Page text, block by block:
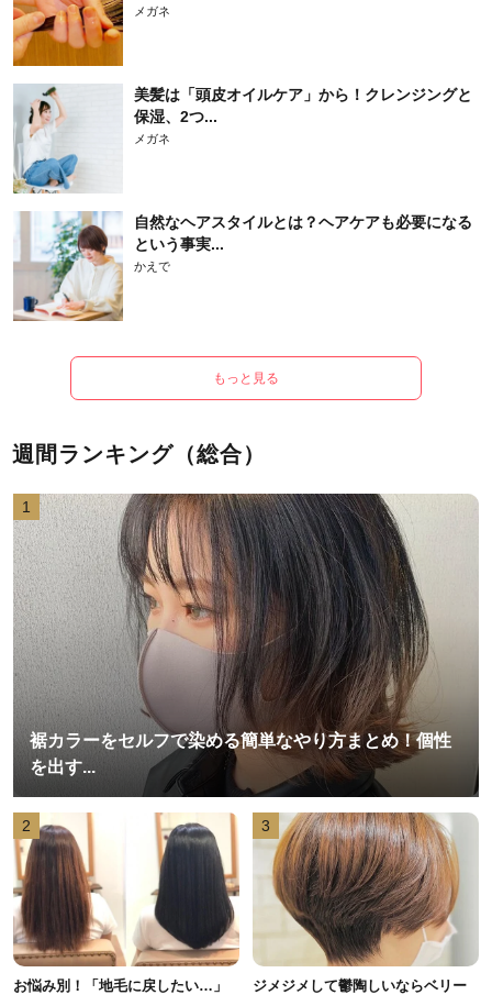
メガネ
美髪は「頭皮オイルケア」から！クレンジングと
保湿、2つ...
メガネ
自然なヘアスタイルとは？ヘアケアも必要になる
という事実...
かえで
もっと見る
週間ランキング（総合）
1
裾カラーをセルフで染める簡単なやり方まとめ！個性
を出す...
2
お悩み別！「地毛に戻したい…」
3
ジメジメして鬱陶しいならベリー